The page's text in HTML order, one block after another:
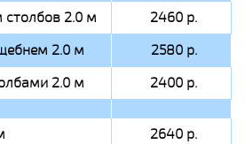
столбов 2.0 м
2460 р.
2.0 м
2580 р.
2.0 м
2400 р.
2640 р.